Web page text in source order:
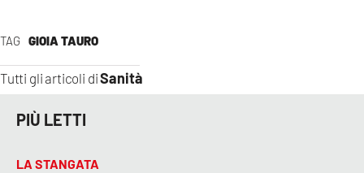
TAG GIOIA TAURO
Tutti gli articoli diSanità
PIÙ LETTI
LA STANGATA